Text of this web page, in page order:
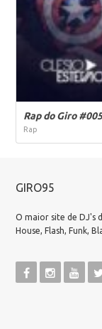
Rap do Giro
Rap
GIRO95
O maior site de DJ's
House, Flash, Funk,